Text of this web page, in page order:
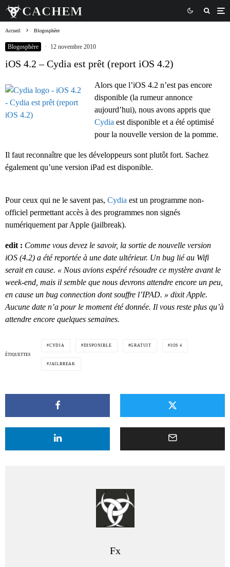
Accueil Blogosphère
Blogosphère · 12 novembre 2010
iOS 4.2 – Cydia est prêt (report iOS 4.2)
Alors que l’iOS 4.2 n’est pas encore
disponible (la rumeur annonce
aujourd’hui), nous avons appris que
Cydia est disponible et a été optimisé
pour la nouvelle version de la pomme.
Il faut reconnaître que les développeurs sont plutôt fort. Sachez
également qu’une version iPad est disponible.
Pour ceux qui ne le savent pas, Cydia est un programme non-
officiel permettant accès à des programmes non signés
numériquement par Apple (jailbreak).
edit : Comme vous devez le savoir, la sortie de nouvelle version
iOS (4.2) a été reportée à une date ultérieur. Un bug lié au Wifi
serait en cause. « Nous avions espéré résoudre ce mystère avant le
week-end, mais il semble que nous devrons attendre encore un peu,
en cause un bug connection dont souffre l’IPAD. » dixit Apple.
Aucune date n’a pour le moment été donnée. Il vous reste plus qu’à
attendre encore quelques semaines.
ÉTIQUETTES
CYDIA DISPONIBLE GRATUIT IOS 4
JAILBREAK
Fx